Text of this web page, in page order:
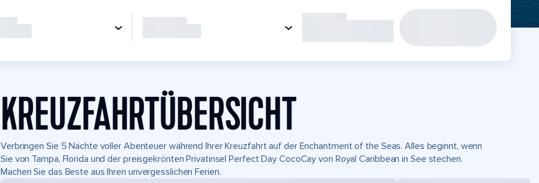
KREUZFAHRTÜBERSICHT
Verbringen Sie 5 Nächte voller Abenteuer während Ihrer Kreuzfahrt auf der Enchantment of the Seas. Alles beginnt, wenn
Sie von Tampa, Florida und der preisgekrönten Privatinsel Perfect Day CocoCay von Royal Caribbean in See stechen.
Machen Sie das Beste aus Ihren unvergesslichen Ferien.